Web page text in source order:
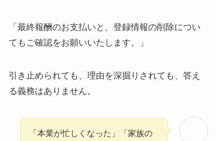
「最終報酬のお支払いと、登録情報の削除につい
てもご確認をお願いいたします。」
引き止められても、理由を深掘りされても、答え
る義務はありません。
「本業が忙しくなった」「家族の